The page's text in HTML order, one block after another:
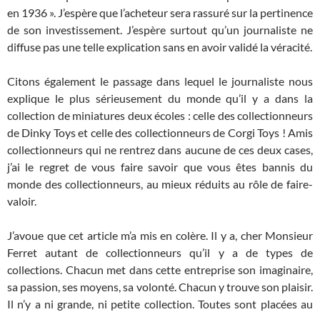
en 1936 ». J’espère que l’acheteur sera rassuré sur la pertinence
de son investissement. J’espère surtout qu’un journaliste ne
diffuse pas une telle explication sans en avoir validé la véracité.
Citons également le passage dans lequel le journaliste nous
explique le plus sérieusement du monde qu’il y a dans la
collection de miniatures deux écoles : celle des collectionneurs
de Dinky Toys et celle des collectionneurs de Corgi Toys ! Amis
collectionneurs qui ne rentrez dans aucune de ces deux cases,
j’ai le regret de vous faire savoir que vous êtes bannis du
monde des collectionneurs, au mieux réduits au rôle de faire-
valoir.
J’avoue que cet article m’a mis en colère. Il y a, cher Monsieur
Ferret autant de collectionneurs qu’il y a de types de
collections. Chacun met dans cette entreprise son imaginaire,
sa passion, ses moyens, sa volonté. Chacun y trouve son plaisir.
Il n’y a ni grande, ni petite collection. Toutes sont placées au